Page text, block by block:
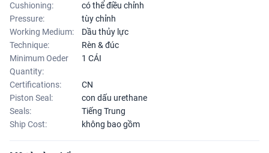
Cushioning:
có thể điều chỉnh
Pressure:
tùy chỉnh
Working Medium:
Dầu thủy lực
Technique:
Rèn & đúc
Minimum Oeder
Quantity:
1 CÁI
Certifications:
CN
Piston Seal:
con dấu urethane
Seals:
Tiếng Trung
Ship Cost:
không bao gồm